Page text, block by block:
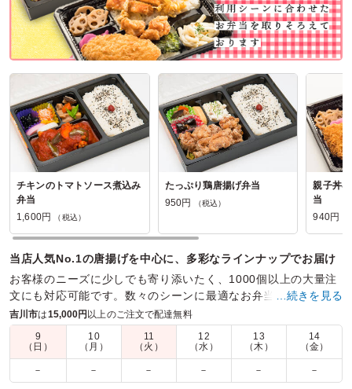
おべんとTanTanの口コミをもっと見る
チキンのトマトソース煮込み
弁当
1,600円
（税込）
たっぷり鶏唐揚げ弁当
950円
（税込）
親子丼&
当
940円
当店人気No.1の唐揚げを中心に、多彩なラインナップでお届け
お客様のニーズに少しでも寄り添いたく、1000個以上の大量注
文にも対応可能です。数々のシーンに最適なお弁当を豊富なバ
リエーションからお選びください
商品数： 締切日時： 1日前15:00 価格帯：
500円～2,200円
配達時間：
8:00～23:00
…続きを見る
吉川市は15,000円 以上のご注文で配達無料
9
（日）
10
（月）
11
（火）
12
（水）
13
（木）
14
（金）
－ － － － － －